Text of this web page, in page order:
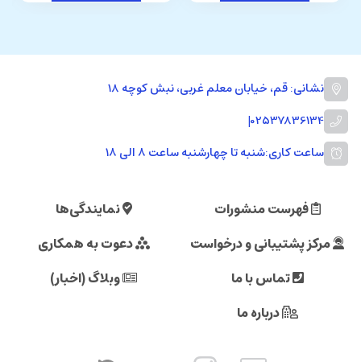
نشانی: قم، خیابان معلم غربی، نبش کوچه 18
02537836134
|
ساعت کاری:شنبه تا چهارشنبه ساعت ۸ الی ۱۸
فهرست منشورات
نمایندگی‌ها
مرکز پشتیبانی و درخواست
دعوت به همکاری
تماس با ما
وبلاگ (اخبار)
درباره ما